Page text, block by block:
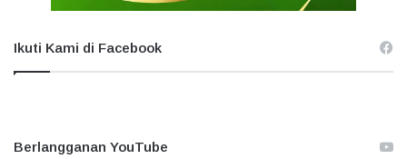
Ikuti Kami di Facebook
Berlangganan YouTube